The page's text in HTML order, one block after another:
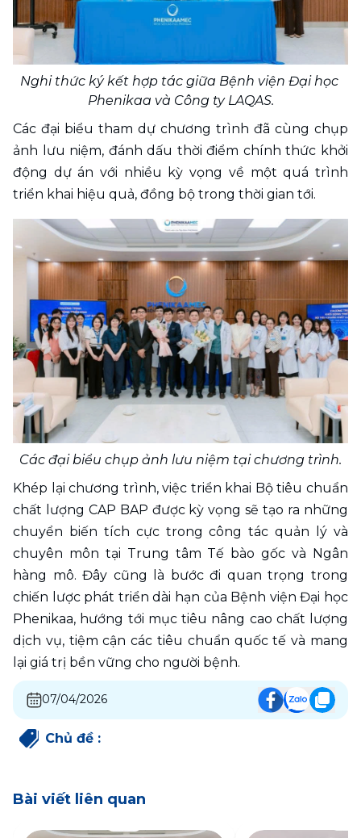
Nghi thức ký kết hợp tác giữa Bệnh viện Đại học
Phenikaa và Công ty LAQAS.
Các đại biểu tham dự chương trình đã cùng chụp
ảnh lưu niệm, đánh dấu thời điểm chính thức khởi
động dự án với nhiều kỳ vọng về một quá trình
triển khai hiệu quả, đồng bộ trong thời gian tới.
Các đại biểu chụp ảnh lưu niệm tại chương trình.
Khép lại chương trình, việc triển khai Bộ tiêu chuẩn
chất lượng CAP BAP được kỳ vọng sẽ tạo ra những
chuyển biến tích cực trong công tác quản lý và
chuyên môn tại Trung tâm Tế bào gốc và Ngân
hàng mô. Đây cũng là bước đi quan trọng trong
chiến lược phát triển dài hạn của Bệnh viện Đại học
Phenikaa, hướng tới mục tiêu nâng cao chất lượng
dịch vụ, tiệm cận các tiêu chuẩn quốc tế và mang
lại giá trị bền vững cho người bệnh.
07/04/2026
Chủ đề :
Bài viết liên quan